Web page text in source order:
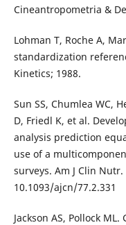
Cineantropometria &
Lohman T, Roche A,
standardization
Kinetics; 1988.
Sun SS, Chumlea WC,
D, Friedl K, et al.
analysis prediction
use of a
surveys. Am J Clin
10.1093/ajcn/77.2.331
Jackson AS, Pollock